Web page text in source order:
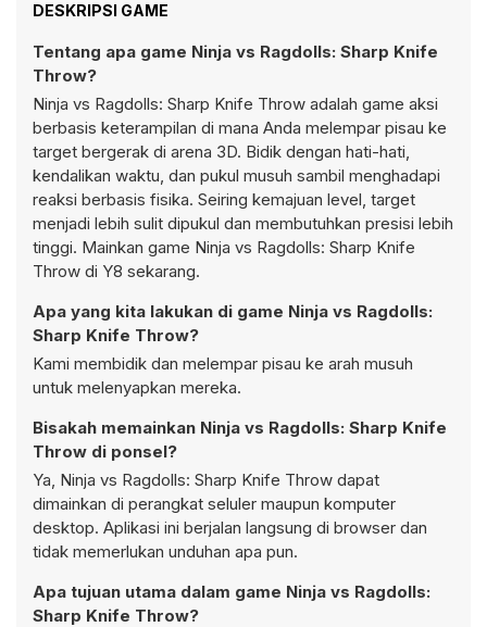
DESKRIPSI GAME
Tentang apa game Ninja vs Ragdolls: Sharp Knife
Throw?
Ninja vs Ragdolls: Sharp Knife Throw adalah game aksi
berbasis keterampilan di mana Anda melempar pisau ke
target bergerak di arena 3D. Bidik dengan hati-hati,
kendalikan waktu, dan pukul musuh sambil menghadapi
reaksi berbasis fisika. Seiring kemajuan level, target
menjadi lebih sulit dipukul dan membutuhkan presisi lebih
tinggi. Mainkan game Ninja vs Ragdolls: Sharp Knife
Throw di Y8 sekarang.
Apa yang kita lakukan di game Ninja vs Ragdolls:
Sharp Knife Throw?
Kami membidik dan melempar pisau ke arah musuh
untuk melenyapkan mereka.
Bisakah memainkan Ninja vs Ragdolls: Sharp Knife
Throw di ponsel?
Ya, Ninja vs Ragdolls: Sharp Knife Throw dapat
dimainkan di perangkat seluler maupun komputer
desktop. Aplikasi ini berjalan langsung di browser dan
tidak memerlukan unduhan apa pun.
Apa tujuan utama dalam game Ninja vs Ragdolls:
Sharp Knife Throw?